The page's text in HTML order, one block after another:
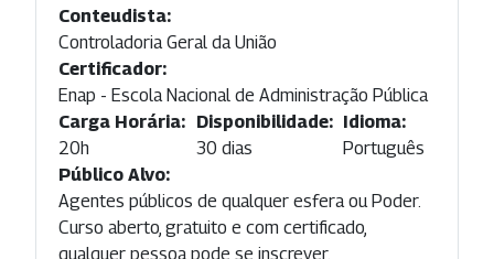
Conteudista:
Controladoria Geral da União
Certificador:
Enap - Escola Nacional de Administração Pública
Carga Horária:
20h
Disponibilidade:
30 dias
Idioma:
Português
Público Alvo:
Agentes públicos de qualquer esfera ou Poder.
Curso aberto, gratuito e com certificado,
qualquer pessoa pode se inscrever.